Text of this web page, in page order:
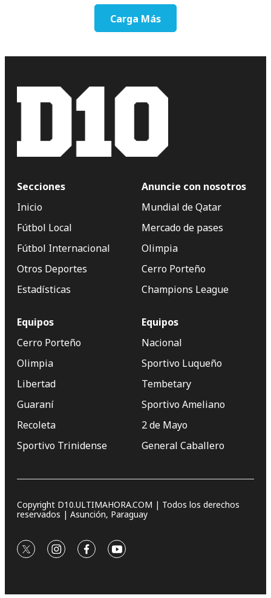
Carga Más
Secciones
Inicio
Fútbol Local
Fútbol Internacional
Otros Deportes
Estadísticas
Anuncie con nosotros
Mundial de Qatar
Mercado de pases
Olimpia
Cerro Porteño
Champions League
Equipos
Cerro Porteño
Olimpia
Libertad
Guaraní
Recoleta
Sportivo Trinidense
Equipos
Nacional
Sportivo Luqueño
Tembetary
Sportivo Ameliano
2 de Mayo
General Caballero
Copyright D10.ULTIMAHORA.COM | Todos los derechos
reservados | Asunción, Paraguay
twitterinstagram
facebookyoutube